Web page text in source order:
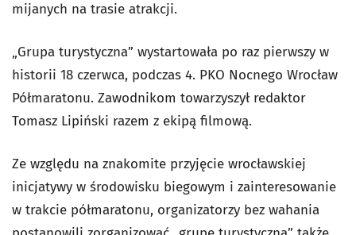
mijanych na trasie atrakcji.
„Grupa turystyczna” wystartowała po raz pierwszy w
historii 18 czerwca, podczas 4. PKO Nocnego Wrocław
Półmaratonu. Zawodnikom towarzyszył redaktor
Tomasz Lipiński razem z ekipą filmową.
Ze względu na znakomite przyjęcie wrocławskiej
inicjatywy w środowisku biegowym i zainteresowanie
w trakcie półmaratonu, organizatorzy bez wahania